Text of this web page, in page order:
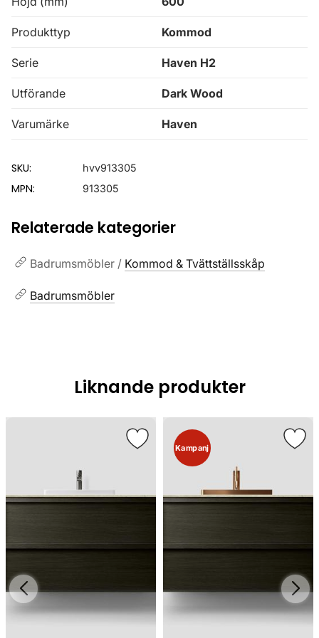
Produkttyp Kommod
Serie Haven H2
Utförande Dark Wood
Varumärke Haven
SKU: hvv913305
MPN: 913305
Relaterade kategorier
Badrumsmöbler / Kommod & Tvättställsskåp
Badrumsmöbler
Liknande produkter
Kampanj